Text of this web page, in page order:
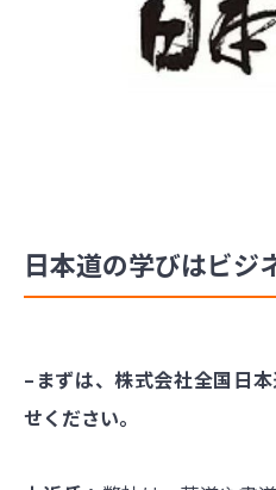
日本道の学びはビジ
–まずは、株式会社全国日
せください。